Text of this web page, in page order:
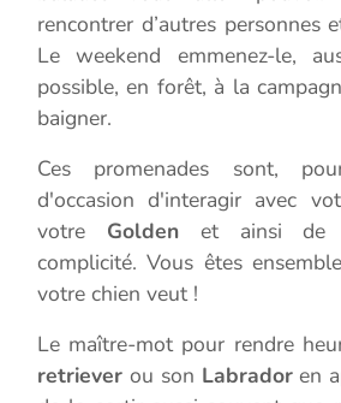
rencontrer d’autres personnes
Le weekend emmenez-le,
possible, en forêt, à la
baigner.
Ces promenades sont,
d'occasion d'interagir avec
votre Golden et ainsi de
complicité. Vous êtes
votre chien veut !
Le maître-mot pour rendre
retriever ou son Labradoren